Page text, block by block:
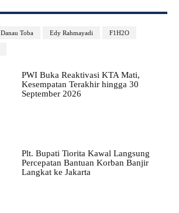
Danau Toba Edy Rahmayadi F1H2O
PWI Buka Reaktivasi KTA Mati,
Kesempatan Terakhir hingga 30
September 2026
Plt. Bupati Tiorita Kawal Langsung
Percepatan Bantuan Korban Banjir
Langkat ke Jakarta